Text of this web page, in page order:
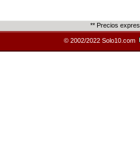
** Precios
© 2002/2022 Solo10.com